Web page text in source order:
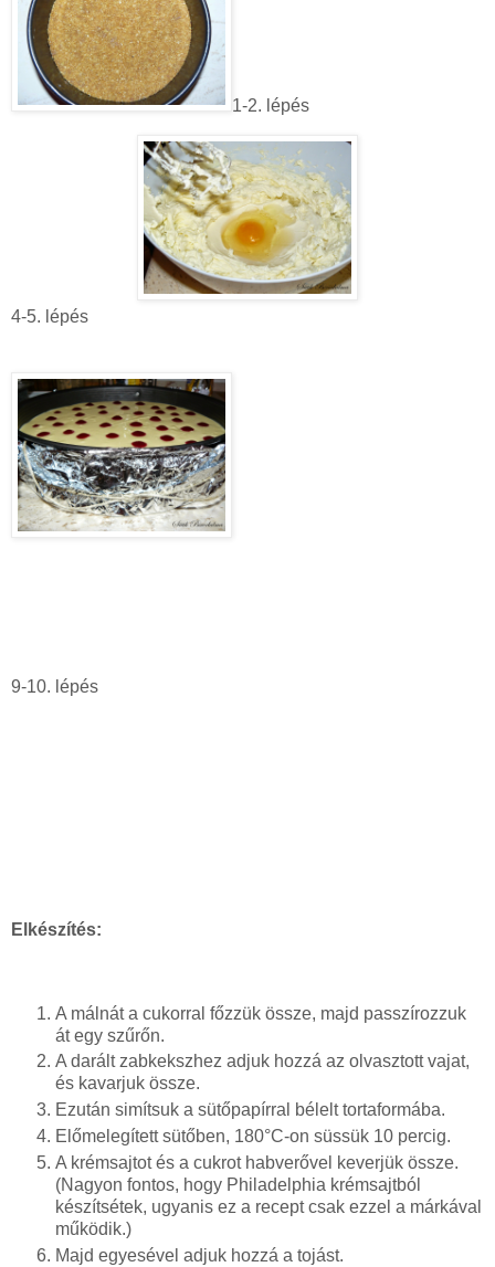
1-2. lépés
4-5. lépés
9-10. lépés
Elkészítés:
A málnát a cukorral főzzük össze, majd passzírozzuk
át egy szűrőn.
A darált zabkekszhez adjuk hozzá az olvasztott vajat,
és kavarjuk össze.
Ezután simítsuk a sütőpapírral bélelt tortaformába.
Előmelegített sütőben, 180°C-on süssük 10 percig.
A krémsajtot és a cukrot habverővel keverjük össze.
(Nagyon fontos, hogy Philadelphia krémsajtból
készítsétek, ugyanis ez a recept csak ezzel a márkával
működik.)
Majd egyesével adjuk hozzá a tojást.